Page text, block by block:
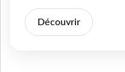
Découvrir